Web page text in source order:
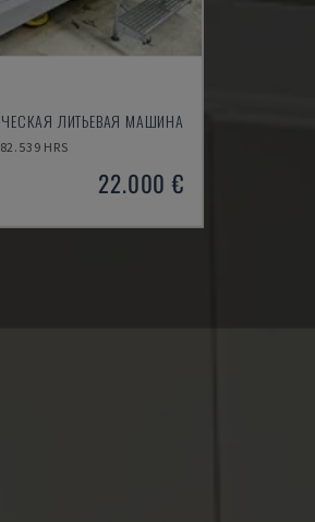
ЛИТЬЕВАЯ МАШИНА
82.539 HRS
22.000 €